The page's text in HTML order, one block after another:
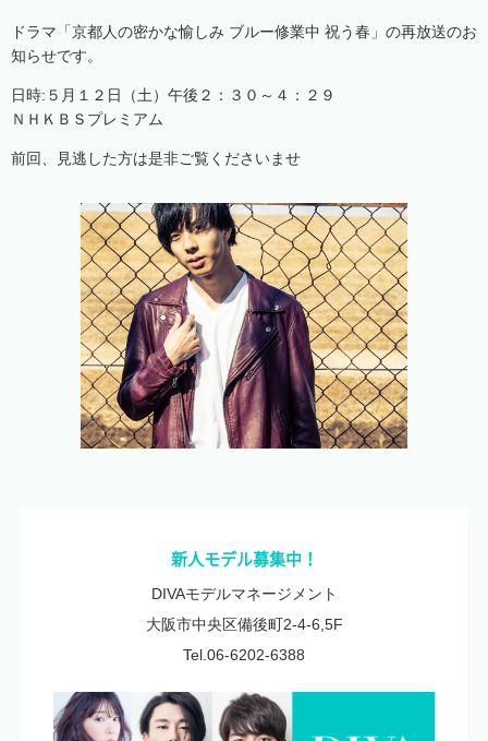
ドラマ「京都人の密かな愉しみ ブルー修業中 祝う春」の再放送のお
知らせです。
日時:５月１２日（土）午後２：３０～４：２９
ＮＨＫＢＳプレミアム
前回、見逃した方は是非ご覧くださいませ
新人モデル募集中！
DIVAモデルマネージメント
大阪市中央区備後町2-4-6,5F
Tel.06-6202-6388